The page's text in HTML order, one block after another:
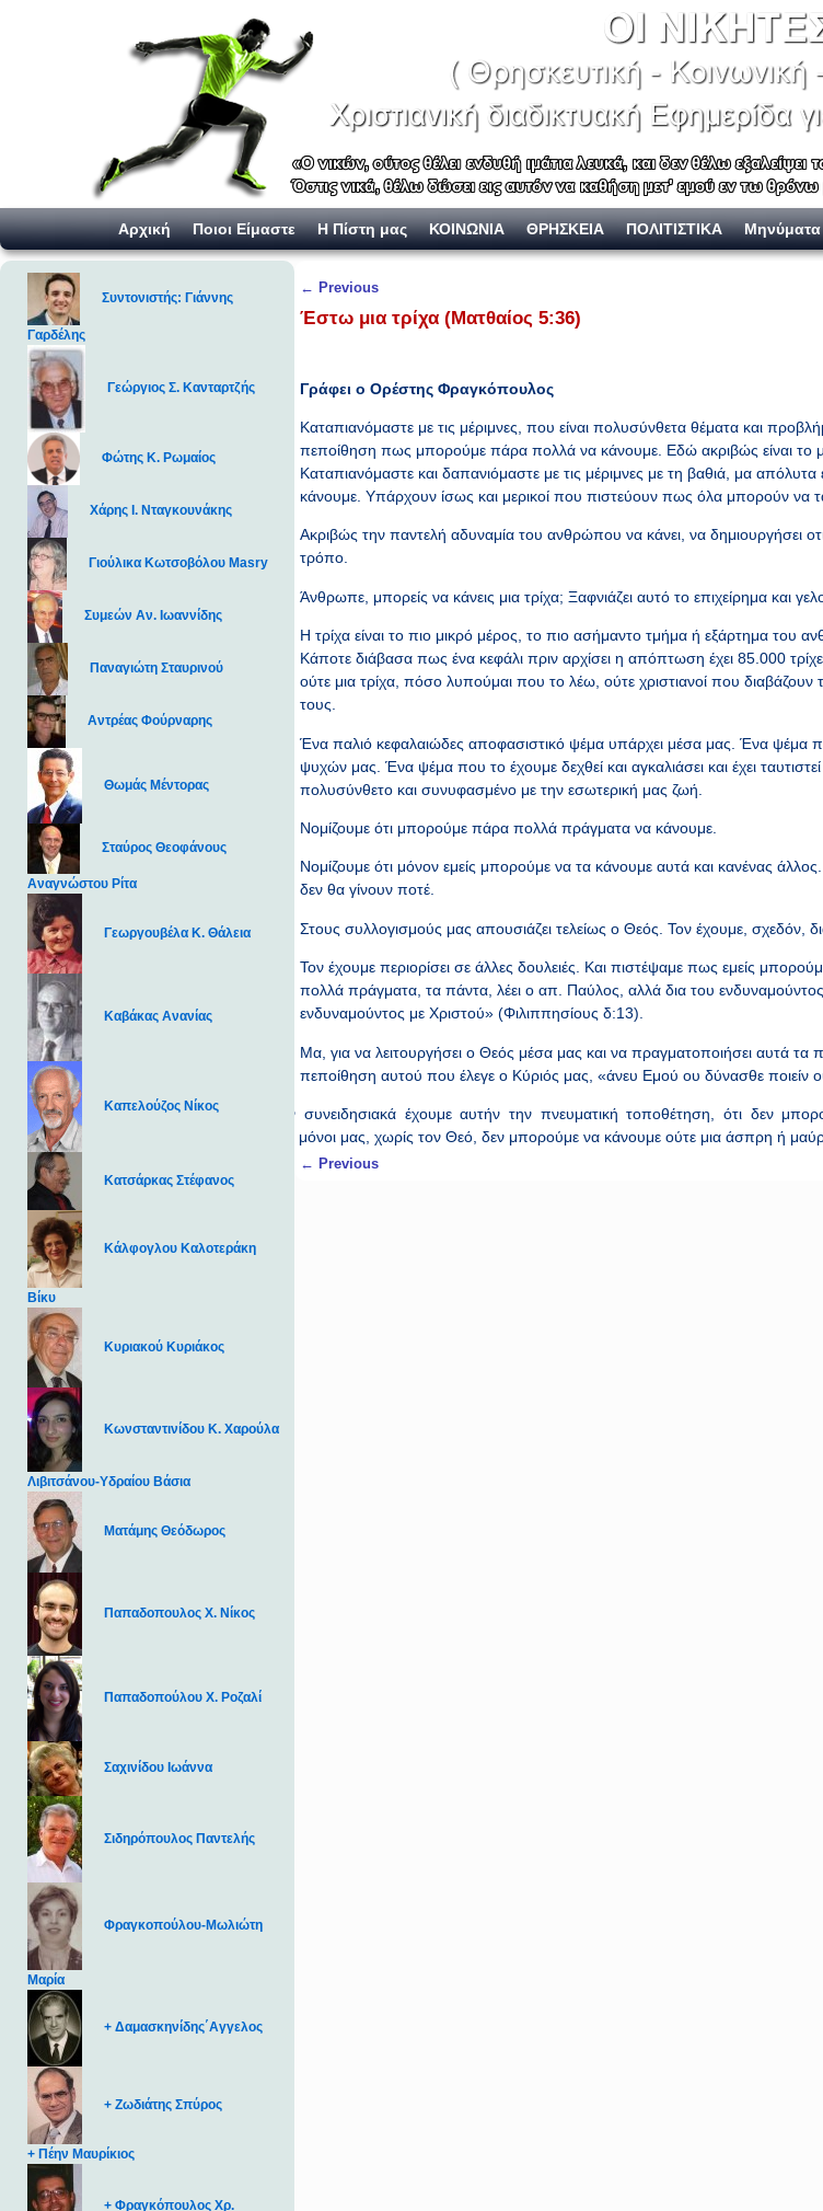
Skip to primary content
Skip to secondary content
Αρχική Ποιοι Είμαστε Η Πίστη μας ΚΟΙΝΩΝΙΑ ΘΡΗΣΚΕΙΑ ΠΟΛΙΤΙΣΤΙΚΑ Μηνύματα
Συντονιστής: Γιάννης
Γαρδέλης
Γεώργιος Σ. Κανταρτζής
Φώτης Κ. Ρωμαίος
Χάρης Ι. Νταγκουνάκης
Γιούλικα Κωτσοβόλου Masry
Συμεών Αν. Ιωαννίδης
Παναγιώτη Σταυρινού
Αντρέας Φούρναρης
Θωμάς Μέντορας
Σταύρος Θεοφάνους
Αναγνώστου Ρίτα
Γεωργουβέλα Κ. Θάλεια
Καβάκας Ανανίας
Καπελούζος Νίκος
Κατσάρκας Στέφανος
Κάλφογλου Καλοτεράκη
Βίκυ
Κυριακού Κυριάκος
Κωνσταντινίδου Κ. Χαρούλα
Λιβιτσάνου-Υδραίου Βάσια
Ματάμης Θεόδωρος
Παπαδοπουλος Χ. Νίκος
Παπαδοπούλου Χ. Ροζαλί
Σαχινίδου Ιωάννα
Σιδηρόπουλος Παντελής
Φραγκοπούλου-Μωλιώτη
Μαρία
+ Δαμασκηνίδης΄Αγγελος
+ Ζωδιάτης Σπύρος
+ Πέην Μαυρίκιος
+ Φραγκόπουλος Χρ.
Post navigation
← Previous
Έστω μια τρίχα (Ματθαίος 5:36)
Γράφει ο Ορέστης Φραγκόπουλος
Καταπιανόμαστε με τις μέριμνες, που είναι πολυσύνθετα θέματα και
πεποίθηση πως μπορούμε πάρα πολλά να κάνουμε. Εδώ ακριβώς είναι το
Καταπιανόμαστε και δαπανιόμαστε με τις μέριμνες με τη βαθιά, μα
κάνουμε. Υπάρχουν ίσως και μερικοί που πιστεύουν πως όλα μπορούν να
Ακριβώς την παντελή αδυναμία του ανθρώπου να κάνει, να δημιουργήσει
τρόπο.
Άνθρωπε, μπορείς να κάνεις μια τρίχα; Ξαφνιάζει αυτό το επιχείρημα και
Η τρίχα είναι το πιο μικρό μέρος, το πιο ασήμαντο τμήμα ή εξάρτημα του
Κάποτε διάβασα πως ένα κεφάλι πριν αρχίσει η απόπτωση έχει 85.000
ούτε μια τρίχα, πόσο λυπούμαι που το λέω, ούτε χριστιανοί που
τους.
Ένα παλιό κεφαλαιώδες αποφασιστικό ψέμα υπάρχει μέσα μας. Ένα ψέμα
ψυχών μας. Ένα ψέμα που το έχουμε δεχθεί και αγκαλιάσει και έχει
πολυσύνθετο και συνυφασμένο με την εσωτερική μας ζωή.
Νομίζουμε ότι μπορούμε πάρα πολλά πράγματα να κάνουμε.
Νομίζουμε ότι μόνον εμείς μπορούμε να τα κάνουμε αυτά και κανένας
δεν θα γίνουν ποτέ.
Στους συλλογισμούς μας απουσιάζει τελείως ο Θεός. Τον έχουμε, σχεδόν,
Τον έχουμε περιορίσει σε άλλες δουλειές. Και πιστέψαμε πως εμείς
πολλά πράγματα, τα πάντα, λέει ο απ. Παύλος, αλλά δια του
ενδυναμούντος με Χριστού» (Φιλιππησίους δ:13).
Μα, για να λειτουργήσει ο Θεός μέσα μας και να πραγματοποιήσει αυτά τα
πεποίθηση αυτού που έλεγε ο Κύριός μας, «άνευ Εμού ου δύνασθε ποιείν
Και όταν συνειδησιακά έχουμε αυτήν την πνευματική τοποθέτηση, ότι δεν
Διαφορετικά, μόνοι μας, χωρίς τον Θεό, δεν μπορούμε να κάνουμε ούτε μια άσπρη ή
Post navigation
← Previous